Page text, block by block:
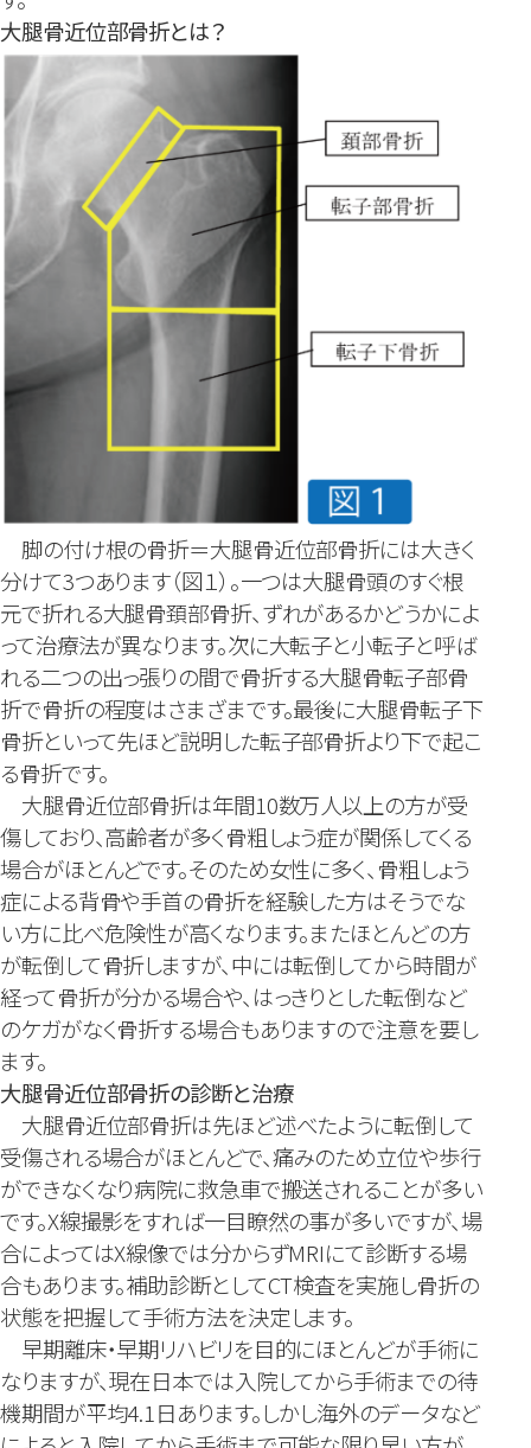
大腿骨近位部骨折とは？
脚の付け根の骨折＝大腿骨近位部骨折には大きく
分けて3つあります（図１）。一つは大腿骨頭のすぐ根
元で折れる大腿骨頚部骨折、ずれがあるかどうかによ
って治療法が異なります。次に大転子と小転子と呼ば
れる二つの出っ張りの間で骨折する大腿骨転子部骨
折で骨折の程度はさまざまです。最後に大腿骨転子下
骨折といって先ほど説明した転子部骨折より下で起こ
る骨折です。
大腿骨近位部骨折は年間10数万人以上の方が受
傷しており、高齢者が多く骨粗しょう症が関係してくる
場合がほとんどです。そのため女性に多く、骨粗しょう
症による背骨や手首の骨折を経験した方はそうでな
い方に比べ危険性が高くなります。またほとんどの方
が転倒して骨折しますが、中には転倒してから時間が
経って骨折が分かる場合や、はっきりとした転倒など
のケガがなく骨折する場合もありますので注意を要し
ます。
大腿骨近位部骨折の診断と治療
大腿骨近位部骨折は先ほど述べたように転倒して
受傷される場合がほとんどで、痛みのため立位や歩行
ができなくなり病院に救急車で搬送されることが多い
です。X線撮影をすれば一目瞭然の事が多いですが、場
合によってはX線像では分からずMRIにて診断する場
合もあります。補助診断としてCT検査を実施し骨折の
状態を把握して手術方法を決定します。
早期離床・早期リハビリを目的にほとんどが手術に
なりますが、現在日本では入院してから手術までの待
機期間が平均4.1日あります。しかし海外のデータなど